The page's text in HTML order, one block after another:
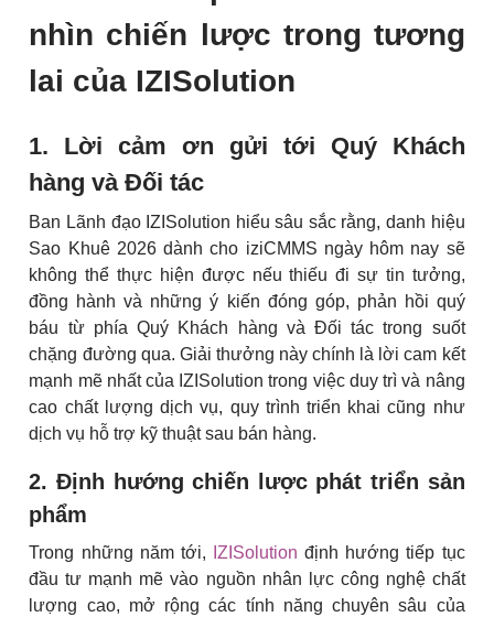
nhìn chiến lược trong tương
lai của IZISolution
1. Lời cảm ơn gửi tới Quý Khách
hàng và Đối tác
Ban Lãnh đạo IZISolution hiểu sâu sắc rằng, danh hiệu
Sao Khuê 2026 dành cho iziCMMS ngày hôm nay sẽ
không thể thực hiện được nếu thiếu đi sự tin tưởng,
đồng hành và những ý kiến đóng góp, phản hồi quý
báu từ phía Quý Khách hàng và Đối tác trong suốt
chặng đường qua. Giải thưởng này chính là lời cam kết
mạnh mẽ nhất của IZISolution trong việc duy trì và nâng
cao chất lượng dịch vụ, quy trình triển khai cũng như
dịch vụ hỗ trợ kỹ thuật sau bán hàng.
2. Định hướng chiến lược phát triển sản
phẩm
Trong những năm tới, IZISolution định hướng tiếp tục
đầu tư mạnh mẽ vào nguồn nhân lực công nghệ chất
lượng cao, mở rộng các tính năng chuyên sâu của